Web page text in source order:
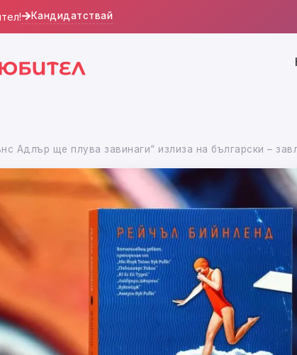
Кандидатствай
Адлър ще плува завинаги“ излиза на български –